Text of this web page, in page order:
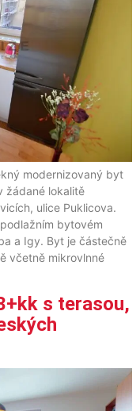
modernizovaný byt
žádané lokalitě
ulice Puklicova.
bytovém
a Igy. Byt je částečně
včetně mikrovlnné
s terasou,